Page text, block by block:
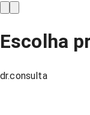
Escolha
dr.consulta